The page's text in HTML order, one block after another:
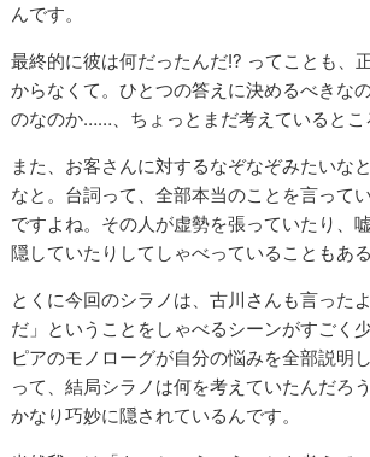
んです。
最終的に彼は何だったんだ!? ってことも、
からなくて。ひとつの答えに決めるべきな
のなのか……、ちょっとまだ考えているとこ
また、お客さんに対するなぞなぞみたいな
なと。台詞って、全部本当のことを言って
ですよね。その人が虚勢を張っていたり、
隠していたりしてしゃべっていることもある
とくに今回のシラノは、古川さんも言った
だ」ということをしゃべるシーンがすごく
ピアのモノローグが自分の悩みを全部説明
って、結局シラノは何を考えていたんだろ
かなり巧妙に隠されているんです。